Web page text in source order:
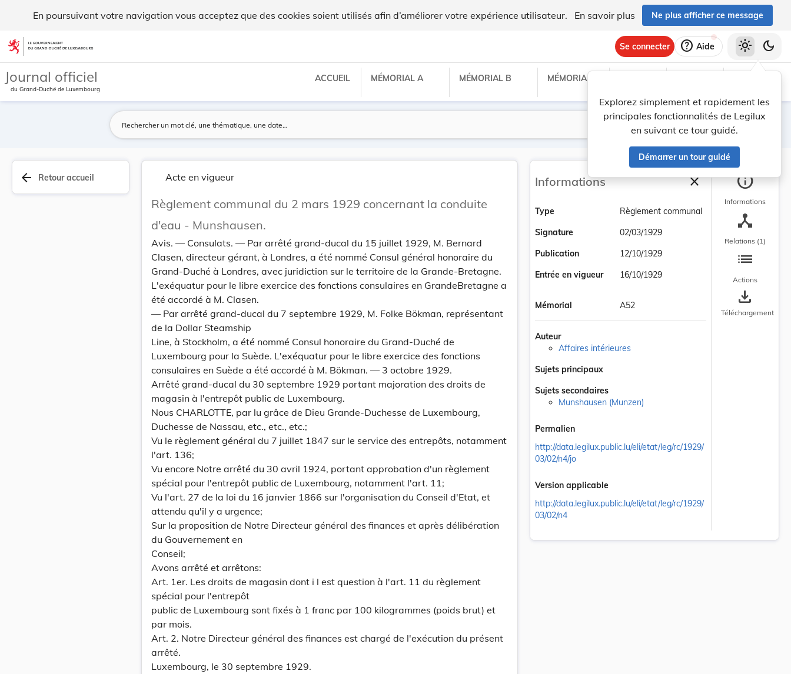
En poursuivant votre navigation vous acceptez que des cookies soient utilisés afin d’améliorer votre expérience utilisateur. En savoir plus Ne plus afficher ce message
Aller au contenu
Se connecter help Aide
Explorez simplement et rapidement les
principales fonctionnalités de Legilux
en suivant ce tour guidé.
Démarrer un tour guidé
light_mode dark_mode
Journal officiel
du Grand-Duché de Luxembourg
ACCUEIL MÉMORIAL A MÉMORIAL B MÉMORIAL C
Lancer la recherche
Filtres
arrow_back Retour accueil Acte en vigueur
Règlement communal du 2 mars 1929 concernant la conduite
d'eau - Munshausen.
Avis. — Consulats. — Par arrêté grand-ducal du 15 juillet 1929, M. Bernard
Clasen, directeur gérant, à Londres, a été nommé Consul général honoraire du
Grand-Duché à Londres, avec juridiction sur le territoire de la Grande-Bretagne.
L'exéquatur pour le libre exercice des fonctions consulaires en GrandeBretagne a
été accordé à M. Clasen.
— Par arrêté grand-ducal du 7 septembre 1929, M. Folke Bökman, représentant
de la Dollar Steamship
Line, à Stockholm, a été nommé Consul honoraire du Grand-Duché de
Luxembourg pour la Suède. L'exéquatur pour le libre exercice des fonctions
consulaires en Suède a été accordé à M. Bökman. — 3 octobre 1929.
Arrêté grand-ducal du 30 septembre 1929 portant majoration des droits de
magasin à l'entrepôt public de Luxembourg.
Nous CHARLOTTE, par lu grâce de Dieu Grande-Duchesse de Luxembourg,
Duchesse de Nassau, etc., etc., etc.;
Vu le règlement général du 7 juillet 1847 sur le service des entrepôts, notamment
l'art. 136;
Vu encore Notre arrêté du 30 avril 1924, portant approbation d'un règlement
spécial pour l'entrepôt public de Luxembourg, notamment l'art. 11;
Vu l'art. 27 de la loi du 16 janvier 1866 sur l'organisation du Conseil d'Etat, et
attendu qu'il y a urgence;
Sur la proposition de Notre Directeur général des finances et après délibération
du Gouvernement en
Conseil;
Avons arrêté et arrêtons:
Art. 1er. Les droits de magasin dont i l est question à l'art. 11 du règlement
spécial pour l'entrepôt
public de Luxembourg sont fixés à 1 franc par 100 kilogrammes (poids brut) et
par mois.
Art. 2. Notre Directeur général des finances est chargé de l'exécution du présent
arrêté.
Luxembourg, le 30 septembre 1929.
Informations closeFermer la barre
Type
Règlement communal
Signature
02/03/1929
Publication
12/10/1929
Entrée en vigueur
16/10/1929
Mémorial A52
Auteur
Affaires intérieures
Sujets principaux
Sujets secondaires
Munshausen (Munzen)
Permalien
http://data.legilux.public.lu/eli/etat/leg/rc/1929/
03/02/n4/jo
Version applicable
http://data.legilux.public.lu/eli/etat/leg/rc/1929/
03/02/n4
info
Informations
device_hub
Relations (1)
list
Actions
save_alt
Téléchargement